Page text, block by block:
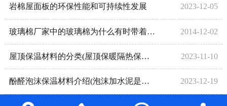
岩棉屋面板的环保性能和可持续性发展 2023-12-05
玻璃棉厂家中的玻璃棉为什么有时带着贴面 2014-12-02
屋顶保温材料的分类(屋顶保暖隔热保温材料) 2023-11-10
酚醛泡沫保温材料介绍(泡沫加水泥是什么保温材料) 2023-12-19